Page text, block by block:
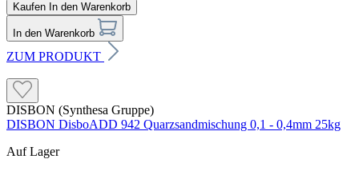
Kaufen In den Warenkorb
In den Warenkorb
ZUM PRODUKT
DISBON (Synthesa Gruppe)
DISBON DisboADD 942 Quarzsandmischung 0,1 - 0,4mm 25kg
Auf Lager